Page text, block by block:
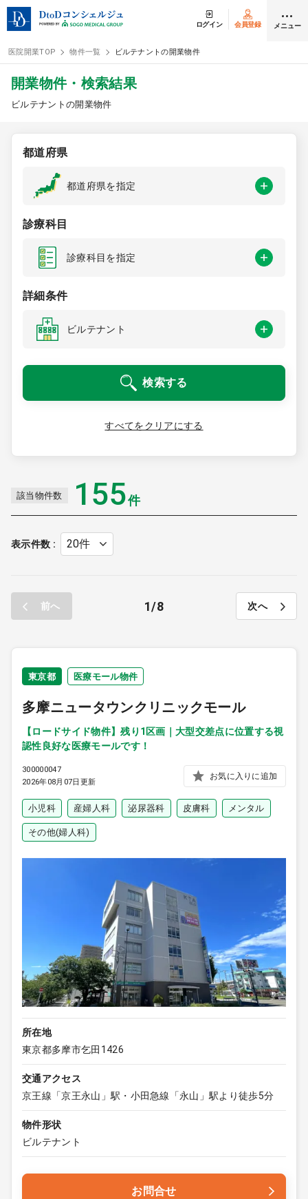
ログイン 会員登録 メニュー
ログイン
クリニック開業
DtoDの開業支援
開業スタイル
医療モール開業
新規開業（戸建て・テナント）
物件検索
コンサルタント
開業支援事例
開業支援事例
開業ノウハウ
個別相談会
0120-315-606
DtoDとは
お問合せ
医院の譲渡・売却をお考えの方
医院開業TOP 物件一覧 ビルテナントの開業物件
開業物件・検索結果
ビルテナントの開業物件
都道府県
都道府県を指定
診療科目
診療科目を指定
詳細条件
ビルテナント
検索する
すべてをクリアにする
該当物件数 155件
表示件数
前へ 1 8 次へ
東京都 医療モール物件
多摩ニュータウンクリニックモール
【ロードサイド物件】残り1区画｜大型交差点に位置する視
認性良好な医療モールです！
300000047
2026年08月07日更新
お気に入りに追加
小児科 産婦人科 泌尿器科 皮膚科 メンタル
その他(婦人科)
所在地
東京都多摩市乞田1426
交通アクセス
京王線「京王永山」駅・小田急線「永山」駅より徒歩5分
物件形状
ビルテナント
お問合せ